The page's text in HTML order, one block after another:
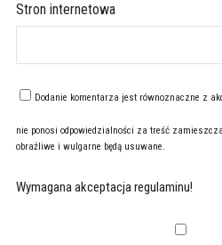
Stron internetowa
Dodanie komentarza jest równoznaczne z
nie ponosi odpowiedzialności za treść
obraźliwe i wulgarne będą usuwane.
Wymagana akceptacja regulaminu!